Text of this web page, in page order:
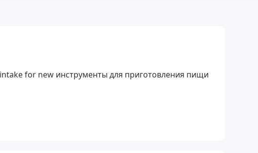
for new инструменты для приготовления пищи